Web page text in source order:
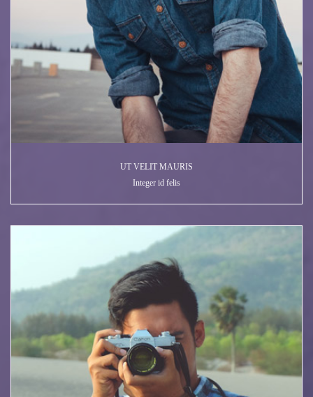
UT VELIT MAURIS
Integer id felis